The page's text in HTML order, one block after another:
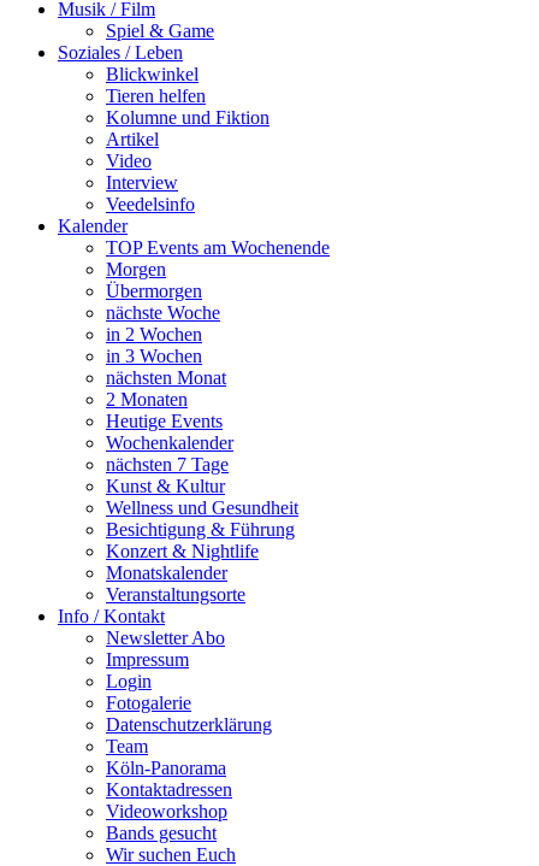
Musik / Film
Spiel & Game
Soziales / Leben
Blickwinkel
Tieren helfen
Kolumne und Fiktion
Artikel
Video
Interview
Veedelsinfo
Kalender
TOP Events am Wochenende
Morgen
Übermorgen
nächste Woche
in 2 Wochen
in 3 Wochen
nächsten Monat
2 Monaten
Heutige Events
Wochenkalender
nächsten 7 Tage
Kunst & Kultur
Wellness und Gesundheit
Besichtigung & Führung
Konzert & Nightlife
Monatskalender
Veranstaltungsorte
Info / Kontakt
Newsletter Abo
Impressum
Login
Fotogalerie
Datenschutzerklärung
Team
Köln-Panorama
Kontaktadressen
Videoworkshop
Bands gesucht
Wir suchen Euch